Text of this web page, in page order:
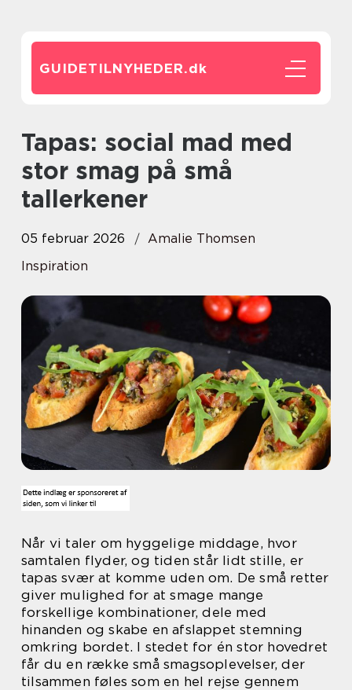
GUIDETILNYHEDER.dk
Tapas: social mad med
stor smag på små
tallerkener
05 februar 2026
Amalie Thomsen
Inspiration
Når vi taler om hyggelige middage, hvor
samtalen flyder, og tiden står lidt stille, er
tapas svær at komme uden om. De små retter
giver mulighed for at smage mange
forskellige kombinationer, dele med
hinanden og skabe en afslappet stemning
omkring bordet. I stedet for én stor hovedret
får du en række små smagsoplevelser, der
tilsammen føles som en hel rejse gennem